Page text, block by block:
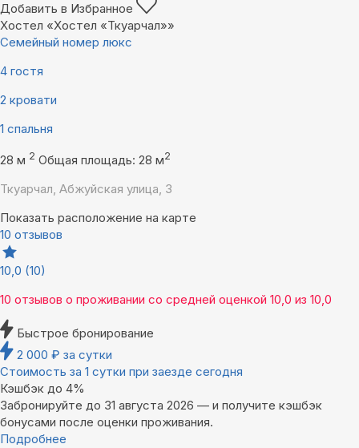
Добавить в Избранное
Хостел «Хостел «Ткуарчал»»
Семейный номер люкс
4 гостя
2 кровати
1 спальня
28 м 2 Общая площадь: 28 м2
Ткуарчал, Абжуйская улица, 3
Показать расположение на карте
10 отзывов
10,0 (10)
10 отзывов о проживании со средней оценкой 10,0 из 10,0
Быстрое бронирование
2 000 ₽ за сутки
Стоимость за 1 сутки при заезде сегодня
Кэшбэк до 4%
Забронируйте до 31 августа 2026 — и получите кэшбэк
бонусами после оценки проживания.
Подробнее